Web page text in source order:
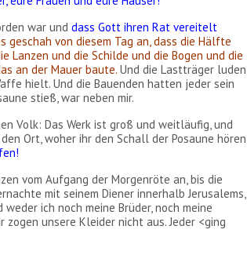
war unddass Gott ihren Rat vereitelt
geschah von diesem Tag an, dass die Hälfte
Lanzen und die Schilde und die Bogen und die
an der Mauer baute. Und die Lastträger luden
hielt. Und die Bauenden hatten jeder sein
stieß, war neben mir.
Volk: Das Werk ist groß und weitläufig, und
Ort, woher ihr den Schall der Posaune hören
vom Aufgang der Morgenröte an, bis die
mit seinem Diener innerhalb Jerusalems,
ich noch meine Brüder, noch meine
zogen unsere Kleider nicht aus. Jeder <ging